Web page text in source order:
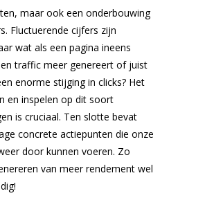
maar ook een onderbouwing
Fluctuerende cijfers zijn
wat als een pagina ineens
traffic meer genereert of juist
enorme stijging in clicks? Het
en inspelen op dit soort
is cruciaal. Ten slotte bevat
concrete actiepunten die onze
door kunnen voeren. Zo
van meer rendement wel